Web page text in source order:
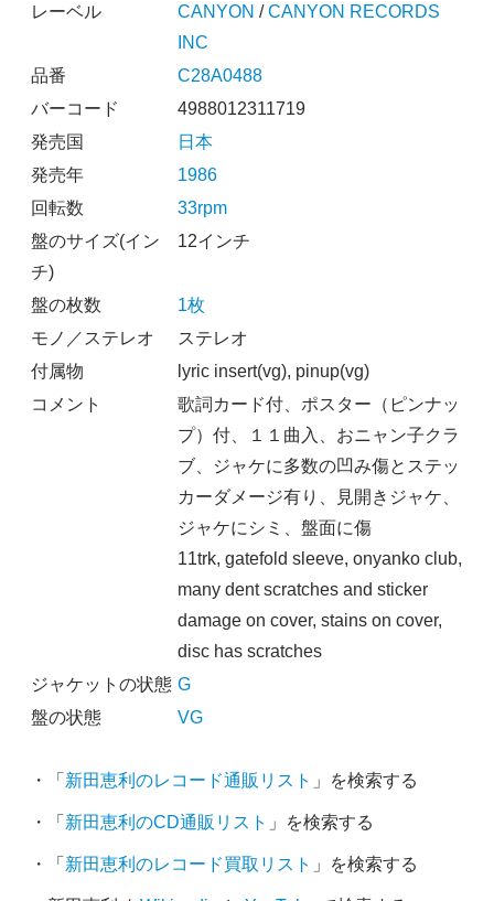
レーベル
CANYON /CANYON RECORDS
INC
品番
C28A0488
バーコード
4988012311719
発売国
日本
発売年
1986
回転数
33rpm
盤のサイズ(イン
チ)
12インチ
盤の枚数
1枚
モノ／ステレオ
ステレオ
付属物
lyric insert(vg), pinup(vg)
コメント
歌詞カード付、ポスター（ピンナッ
プ）付、１１曲入、おニャン子クラ
ブ、ジャケに多数の凹み傷とステッ
カーダメージ有り、見開きジャケ、
ジャケにシミ、盤面に傷
11trk, gatefold sleeve, onyanko club,
many dent scratches and sticker
damage on cover, stains on cover,
disc has scratches
ジャケットの状態 G
盤の状態
VG
・「 新田恵利のレコード通販リスト 」を検索する
・「 新田恵利のCD通販リスト 」を検索する
・「 新田恵利のレコード買取リスト 」を検索する